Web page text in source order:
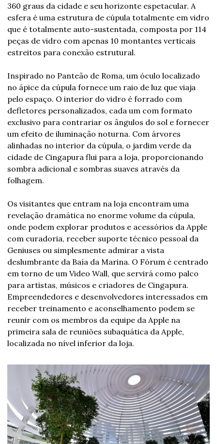
360 graus da cidade e seu horizonte espetacular. A
esfera é uma estrutura de cúpula totalmente em vidro
que é totalmente auto-sustentada, composta por 114
peças de vidro com apenas 10 montantes verticais
estreitos para conexão estrutural.
Inspirado no Panteão de Roma, um óculo localizado
no ápice da cúpula fornece um raio de luz que viaja
pelo espaço. O interior do vidro é forrado com
defletores personalizados, cada um com formato
exclusivo para contrariar os ângulos do sol e fornecer
um efeito de iluminação noturna. Com árvores
alinhadas no interior da cúpula, o jardim verde da
cidade de Cingapura flui para a loja, proporcionando
sombra adicional e sombras suaves através da
folhagem.
Os visitantes que entram na loja encontram uma
revelação dramática no enorme volume da cúpula,
onde podem explorar produtos e acessórios da Apple
com curadoria, receber suporte técnico pessoal da
Geniuses ou simplesmente admirar a vista
deslumbrante da Baía da Marina. O Fórum é centrado
em torno de um Video Wall, que servirá como palco
para artistas, músicos e criadores de Cingapura.
Empreendedores e desenvolvedores interessados em
receber treinamento e aconselhamento podem se
reunir com os membros da equipe da Apple na
primeira sala de reuniões subaquática da Apple,
localizada no nível inferior da loja.